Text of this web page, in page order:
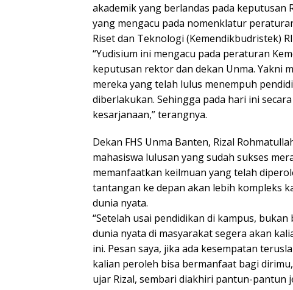
akademik yang berlandas pada keputusan
yang mengacu pada nomenklatur
Riset dan Teknologi (Kemendikbudristek)
“Yudisium ini mengacu pada peraturan
keputusan rektor dan dekan Unma. Yakni
mereka yang telah lulus menempuh
diberlakukan. Sehingga pada hari ini
kesarjanaan,” terangnya.
Dekan FHS Unma Banten, Rizal
mahasiswa lulusan yang sudah sukses
memanfaatkan keilmuan yang telah
tantangan ke depan akan lebih kompleks
dunia nyata.
“Setelah usai pendidikan di kampus,
dunia nyata di masyarakat segera akan
ini. Pesan saya, jika ada kesempatan
kalian peroleh bisa bermanfaat bagi
ujar Rizal, sembari diakhiri pantun-pantun